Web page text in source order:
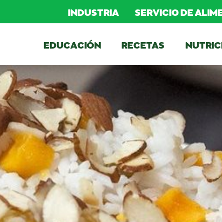
INDUSTRIA SERVICIO DE
EDUCACIÓN RECETAS